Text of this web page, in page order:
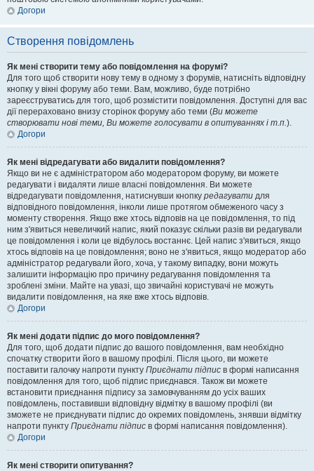
Догори
Створення повідомлень
Як мені створити тему або повідомлення на форумі?
Для того щоб створити нову тему в одному з форумів, натисніть відповідну
кнопку у вікні форуму або теми. Вам, можливо, буде потрібно
зареєструватись для того, щоб розмістити повідомлення. Доступні для вас
дії перераховано внизу сторінок форуму або теми (Ви можете
створювати нові теми, Ви можете голосувати в опитуваннях і т.п.).
Догори
Як мені відредагувати або видалити повідомлення?
Якщо ви не є адміністратором або модератором форуму, ви можете
редагувати і видаляти лише власні повідомлення. Ви можете
відредагувати повідомлення, натиснувши кнопку редагувати для
відповідного повідомлення, інколи лише протягом обмеженого часу з
моменту створення. Якщо вже хтось відповів на це повідомлення, то під
ним з'явиться невеличкий напис, який показує скільки разів ви редагували
це повідомлення і коли це відбулось востаннє. Цей напис з'явиться, якщо
хтось відповів на це повідомлення; воно не з'явиться, якщо модератор або
адміністратор редагували його, хоча, у такому випадку, вони можуть
залишити інформацію про причину редагування повідомлення та
зроблені зміни. Майте на увазі, що звичайні користувачі не можуть
видалити повідомлення, на яке вже хтось відповів.
Догори
Як мені додати підпис до мого повідомлення?
Для того, щоб додати підпис до вашого повідомлення, вам необхідно
спочатку створити його в вашому профілі. Після цього, ви можете
поставити галочку напроти пункту Приєднати підпис в формі написання
повідомлення для того, щоб підпис приєднався. Також ви можете
встановити приєднання підпису за замовчуванням до усіх ваших
повідомлень, поставивши відповідну відмітку в вашому профілі (ви
зможете не приєднувати підпис до окремих повідомлень, знявши відмітку
напроти пункту Приєднати підпис в формі написання повідомлення).
Догори
Як мені створити опитування?